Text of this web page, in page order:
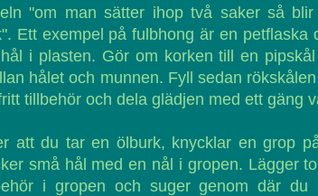
"om man sätter ihop två saker så
Ett exempel på fulbhong är en petflaska
i plasten. Gör om korken till en
hålet och munnen. Fyll sedan
tillbehör och dela glädjen med ett gäng
att du tar en ölburk, knycklar en grop
små hål med en nål i gropen. Lägger
i gropen och suger genom där du